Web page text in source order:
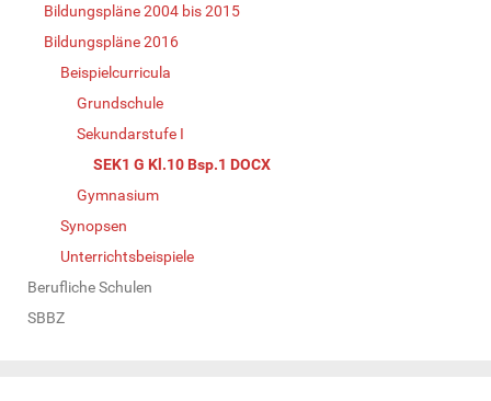
Bildungspläne 2004 bis 2015
Bildungspläne 2016
Beispielcurricula
Grundschule
Sekundarstufe I
SEK1 G Kl.10 Bsp.1 DOCX
Gymnasium
Synopsen
Unterrichtsbeispiele
Berufliche Schulen
SBBZ